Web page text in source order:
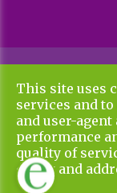
This site uses
services and
and user-
performance
quality of
detect and